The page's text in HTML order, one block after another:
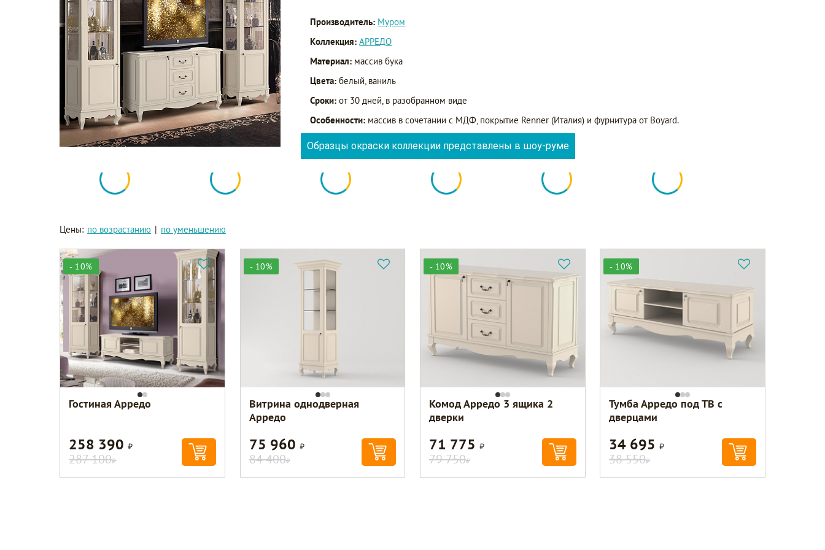
Производитель: Муром
Коллекция: АРРЕДО
Материал: массив бука
Цвета: белый, ваниль
Сроки:от 30 дней, в разобранном виде
Особенности: массив в сочетании с МДФ, покрытие Renner (Италия) и фурнитура от Boyard.
Образцы окраски коллекции представлены в шоу-руме
Цены: по возрастанию | по уменьшению
- 10%
Гостиная Арредо
258 390Р
287 100Р
- 10%
Витрина однодверная
Арредо
75 960 Р
84 400Р
- 10%
Комод Арредо 3 ящика 2
дверки
71 775 Р
79 750Р
- 10%
Тумба Арредо под ТВ с
дверцами
34 695Р
38 550Р